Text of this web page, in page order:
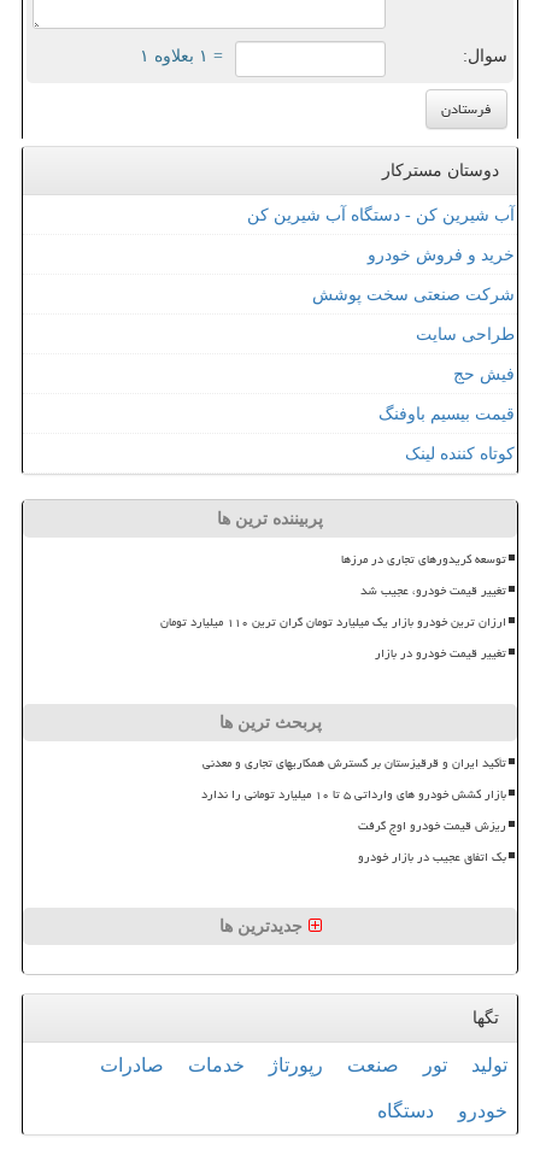
سوال: = ۱ بعلاوه ۱
دوستان مسترکار
آب شیرین کن - دستگاه آب شیرین کن
خرید و فروش خودرو
شرکت صنعتی سخت پوشش
طراحی سایت
فیش حج
قیمت بیسیم باوفنگ
کوتاه کننده لینک
پربیننده ترین ها
توسعه کریدورهای تجاری در مرزها
تغییر قیمت خودرو، عجیب شد
ارزان ترین خودرو بازار یک میلیارد تومان گران ترین ۱۱۰ میلیارد تومان
تغییر قیمت خودرو در بازار
پربحث ترین ها
تأکید ایران و قرقیزستان بر گسترش همکاریهای تجاری و معدنی
بازار کشش خودرو های وارداتی ۵ تا ۱۰ میلیارد تومانی را ندارد
ریزش قیمت خودرو اوج گرفت
بک اتفاق عجیب در بازار خودرو
جدیدترین ها
تگها
تولید تور صنعت رپورتاژ خدمات صادرات
خودرو دستگاه